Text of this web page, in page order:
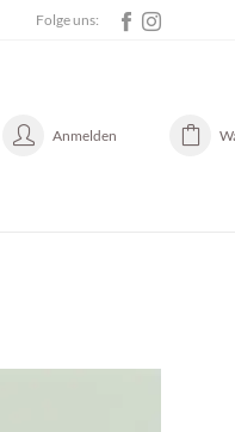
Folge uns:
Anmelden